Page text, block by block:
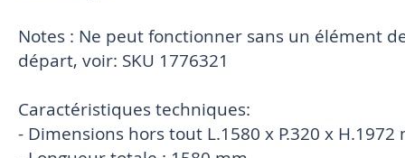
Notes : Ne peut fonctionner sans un élément
départ, voir: SKU 1776321
Caractéristiques techniques:
- Dimensions hors tout L.1580 x P.320 x H.1972